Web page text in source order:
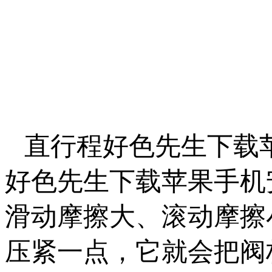
直行程好色先生下载苹
好色先生下载苹果手机
滑动摩擦大、滚动摩
压紧一点，它就会把阀